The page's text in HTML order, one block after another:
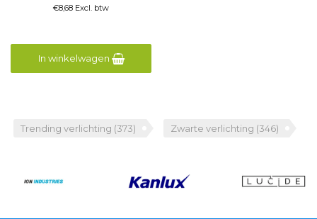
€8,68 Excl. btw
In winkelwagen
Trending verlichting (373) Zwarte verlichting (346)